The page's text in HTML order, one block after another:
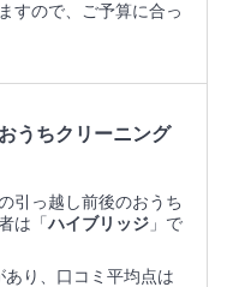
すので、ご予算に合っ
うちクリーニング
引っ越し前後のおうち
は「ハイブリッジ 」で
あり、口コミ平均点は